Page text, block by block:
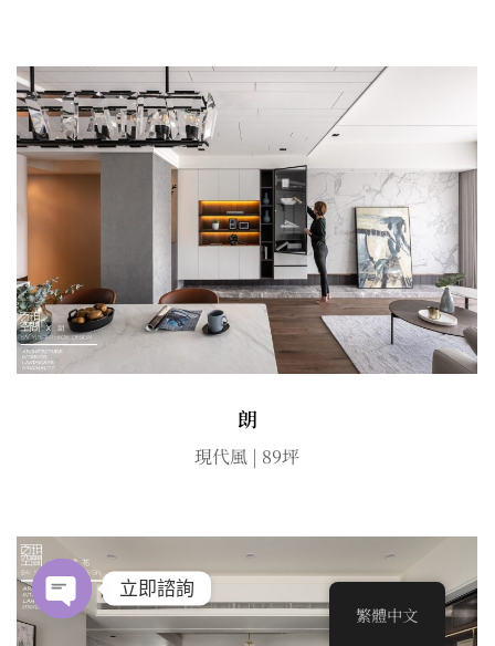
朗
現代風 | 89坪
繁體中文
立即諮詢
Open